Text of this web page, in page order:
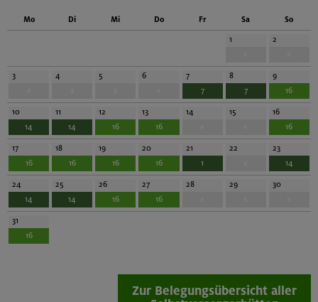
Mo Di Mi Do Fr Sa So
1
2
3
4
5
6
7
7
8
7
9
16
10
14
11
14
12
16
13
16
14
15
16
16
17
16
18
16
19
16
20
16
21
1
22
23
14
24
14
25
14
26
16
27
16
28
29
30
31
16
Zur Belegungsübersicht aller